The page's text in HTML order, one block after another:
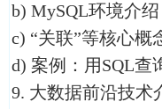
b) MySQL环境介绍
c) “关联”等核心概
d) 案例：用SQL
9. 大数据前沿技术